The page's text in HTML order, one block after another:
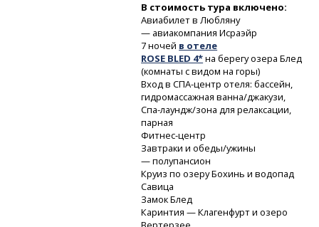
В стоимость тура включено:
Авиабилет в Любляну
— авиакомпания Исраэйр
7 ночей в отеле
ROSE BLED 4*на берегу озера Блед
(комнаты с видом на горы)
Входв СПА-центр отеля: бассейн,
гидромассажная ванна/джакузи,
Спа-лаундж/зона для релаксации,
парная
Фитнес-центр
Завтраки и обеды/ужины
— полупансион
Круиз по озеру Бохинь и водопад
Савица
Замок Блед
Каринтия — Клагенфурт и озеро